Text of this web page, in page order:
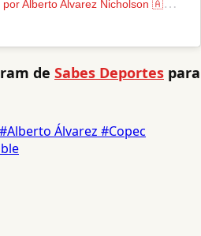
U
na publicación compartida por Alberto Alvarez Nicholson 🇦🇷 (@aanrally)
de Sabes Deportes para
#Alberto Álvarez #Copec